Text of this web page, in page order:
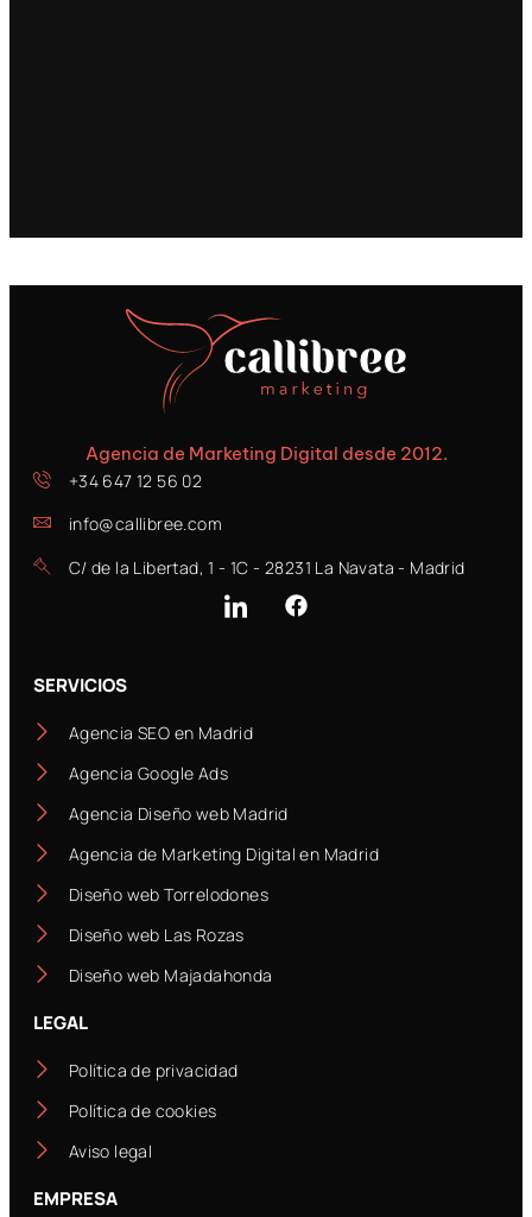
Agencia de Marketing Digital desde 2012.
+34 647 12 56 02
info@callibree.com
C/ de la Libertad, 1 - 1C - 28231 La Navata - Madrid
SERVICIOS
Agencia SEO en Madrid
Agencia Google Ads
Agencia Diseño web Madrid
Agencia de Marketing Digital en Madrid
Diseño web Torrelodones
Diseño web Las Rozas
Diseño web Majadahonda
LEGAL
Política de privacidad
Política de cookies
Aviso legal
EMPRESA